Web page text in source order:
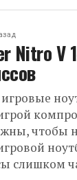
Nitro V
чтобы
слишком